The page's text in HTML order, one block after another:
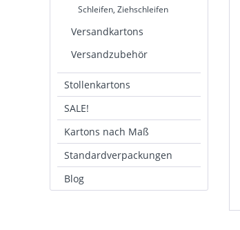
Schleifen, Ziehschleifen
Versandkartons
Versandzubehör
Stollenkartons
SALE!
Kartons nach Maß
Standardverpackungen
Blog